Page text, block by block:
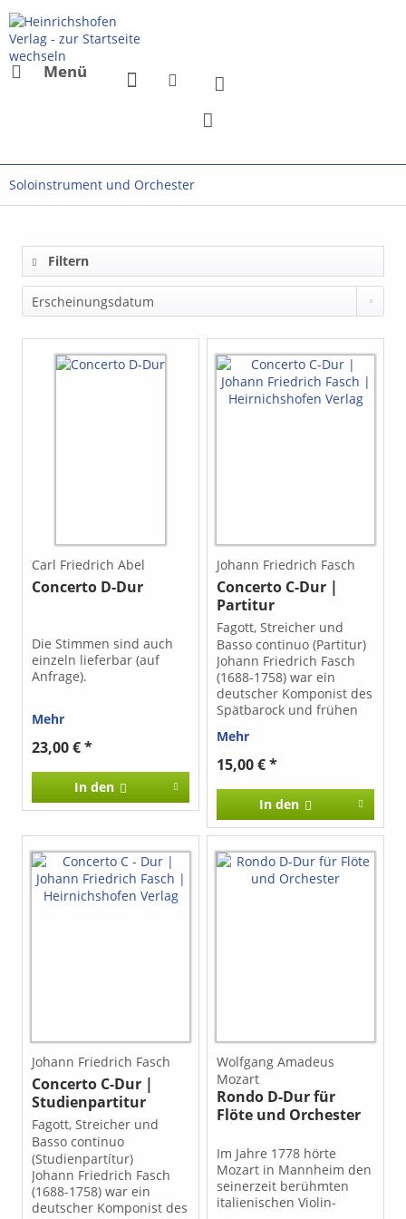
Menü
Soloinstrument und Orchester
Filtern
Carl Friedrich Abel
Concerto D-Dur
Die Stimmen sind auch
einzeln lieferbar (auf
Anfrage).
Mehr
23,00 € *
In den
Johann Friedrich Fasch
Concerto C-Dur |
Partitur
Fagott, Streicher und
Basso continuo (Partitur)
Johann Friedrich Fasch
(1688-1758) war ein
deutscher Komponist des
Spätbarock und frühen
besonders für seine
Orchester- und
Kirchenmusik geschätzt
wird. Sein Concerto C-
Dur für Fagott, Streicher
und Basso continuo
gehört zu den wichtigen
solistischen Werken des
Barockrepertoires für
Fagott. Inhalt: Allegro
Mehr
15,00 € *
In den
Johann Friedrich Fasch
Concerto C-Dur |
Studienpartitur
Fagott, Streicher und
Basso continuo
(Studienpartítur)
Johann Friedrich Fasch
(1688-1758) war ein
deutscher Komponist des
Wolfgang Amadeus
Mozart
Rondo D-Dur für
Flöte und Orchester
Im Jahre 1778 hörte
Mozart in Mannheim den
seinerzeit berühmten
italienischen Violin-